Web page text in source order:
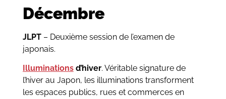
Décembre
JLPT– Deuxième session de l’examen de
japonais.
Illuminations d’hiver. Véritable signature de
l’hiver au Japon, les illuminations transforment
les espaces publics, rues et commerces en